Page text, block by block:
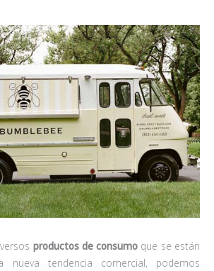
productos de consumo que se están
nueva tendencia comercial, podemos